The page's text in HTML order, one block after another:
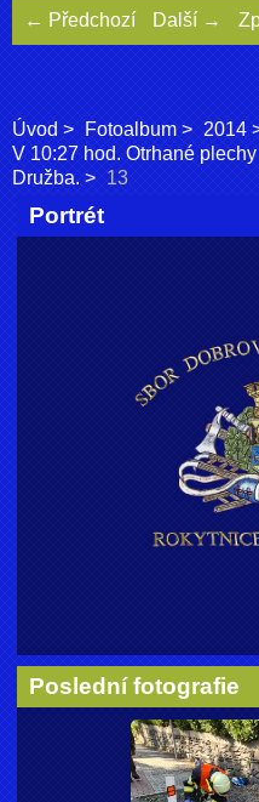
← Předchozí Další →
Úvod Fotoalbum 2014
V 10:27 hod. Otrhané
Družba.
13
Portrét
Poslední fotografie